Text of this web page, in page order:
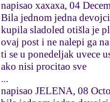
napisao xaxaxa, 04
Bila jednom jedna
kupila sladoled otišla je
ovaj post i ne nalepi ga
ti se u ponedeljak uvece
ako nisi procitao sve
...
napisao JELENA, 08